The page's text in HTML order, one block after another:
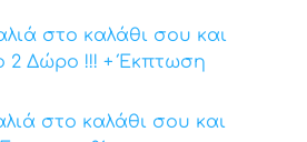
στο καλάθι σου και
2 Δώρο !!! + Έκπτωση
στο καλάθι σου και